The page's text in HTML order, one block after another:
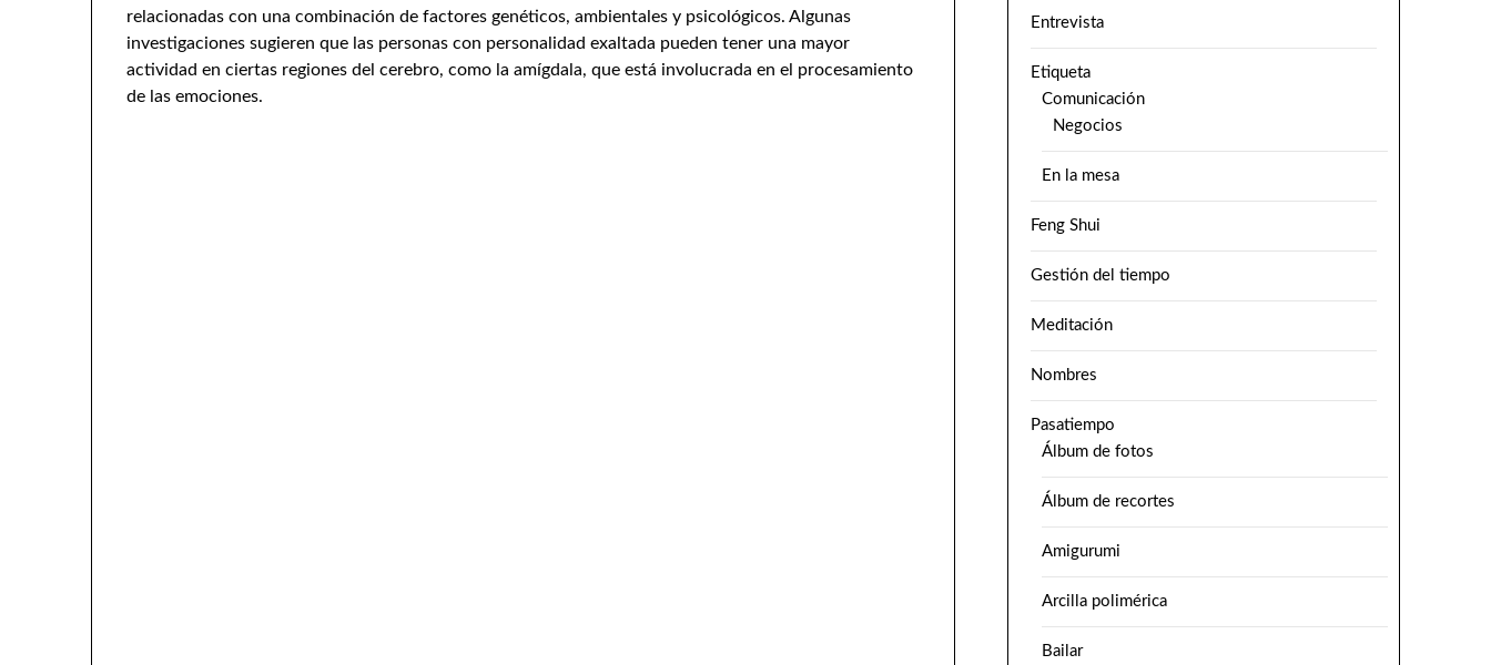
relacionadas con una combinación de factores genéticos, ambientales y psicológicos. Algunas
investigaciones sugieren que las personas con personalidad exaltada pueden tener una mayor
actividad en ciertas regiones del cerebro, como la amígdala, que está involucrada en el procesamiento
de las emociones.
Entrevista
Etiqueta
Comunicación
Negocios
En la mesa
Feng Shui
Gestión del tiempo
Meditación
Nombres
Pasatiempo
Álbum de fotos
Álbum de recortes
Amigurumi
Arcilla polimérica
Bailar